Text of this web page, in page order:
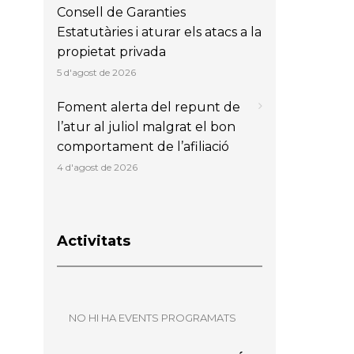
Consell de Garanties
Estatutàries i aturar els atacs a la
propietat privada
5 d'agost de 2026
Foment alerta del repunt de
l’atur al juliol malgrat el bon
comportament de l’afiliació
4 d'agost de 2026
Activitats
NO HI HA EVENTS PROGRAMATS